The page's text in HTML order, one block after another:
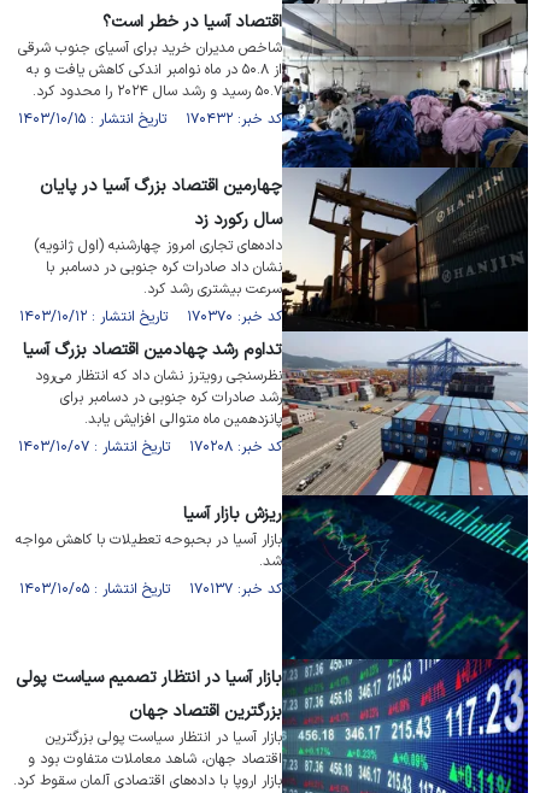
اقتصاد آسیا در خطر است؟
شاخص مدیران خرید برای آسیای جنوب شرقی
از ۵۰.۸ در ماه نوامبر اندکی کاهش یافت و به
۵۰.۷ رسید و رشد سال ۲۰۲۴ را محدود کرد.
کد خبر: ۱۷۰۴۳۲ تاریخ انتشار : ۱۴۰۳/۱۰/۱۵
چهارمین اقتصاد بزرگ آسیا در پایان
سال رکورد زد
داده‌های تجاری امروز چهارشنبه (اول ژانویه)
نشان داد صادرات کره جنوبی در دسامبر با
سرعت بیشتری رشد کرد.
کد خبر: ۱۷۰۳۷۰ تاریخ انتشار : ۱۴۰۳/۱۰/۱۲
تداوم رشد چهادمین اقتصاد بزرگ آسیا
نظرسنجی رویترز نشان داد که انتظار می‌رود
رشد صادرات کره جنوبی در دسامبر برای
پانزدهمین ماه متوالی افزایش یابد.
کد خبر: ۱۷۰۲۰۸ تاریخ انتشار : ۱۴۰۳/۱۰/۰۷
ریزش بازار آسیا
بازار آسیا در بحبوحه تعطیلات با کاهش مواجه
شد.
کد خبر: ۱۷۰۱۳۷ تاریخ انتشار : ۱۴۰۳/۱۰/۰۵
بازار آسیا در انتظار تصمیم سیاست پولی
بزرگترین اقتصاد جهان
بازار آسیا در انتظار سیاست پولی بزرگترین
اقتصاد جهان، شاهد معاملات متفاوت بود و
بازار اروپا با داده‌های اقتصادی آلمان سقوط کرد.